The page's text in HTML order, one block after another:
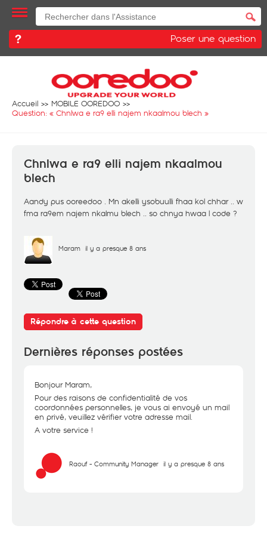
Poser une question
Accueil
MOBILE OOREDOO
Question: « Chnlwa e ra9 elli najem nkaalmou blech »
Chnlwa e ra9 elli najem nkaalmou
blech
Aandy pus ooreedoo . Mn akelli ysobuulli fhaa kol chhar .. w
fma ra9em najem nkalmu blech .. so chnya hwaa l code ?
Maram il y a presque 8 ans
Répondre à cette question
Dernières réponses postées
Bonjour Maram,
Pour des raisons de confidentialité de vos
coordonnées personnelles, je vous ai envoyé un mail
en privé, veuillez vérifier votre adresse mail.
A votre service !
Raouf - Community Manager il y a presque 8 ans